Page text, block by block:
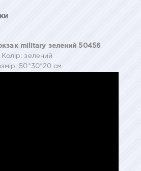
military зелений 50456
Колір: зелений
50*30*20 см